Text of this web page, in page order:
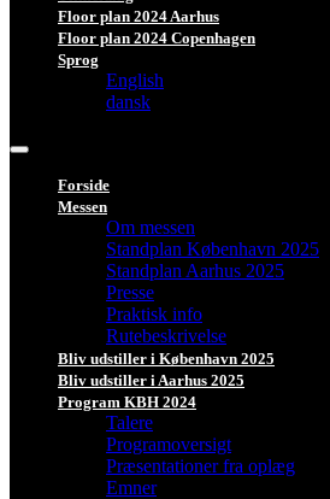
Floor plan 2024 Aarhus
Floor plan 2024 Copenhagen
Sprog
English
dansk
Forside
Messen
Om messen
Standplan København 2025
Standplan Aarhus 2025
Presse
Praktisk info
Rutebeskrivelse
Bliv udstiller i København 2025
Bliv udstiller i Aarhus 2025
Program KBH 2024
Talere
Programoversigt
Præsentationer fra oplæg
Emner